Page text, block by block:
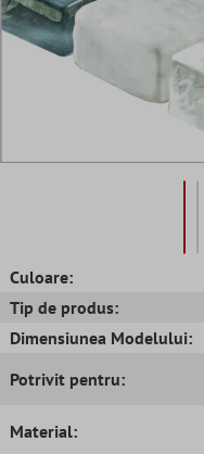
Culoare:
Tip de produs:
Dimensiunea Modelului:
Potrivit pentru:
Material: